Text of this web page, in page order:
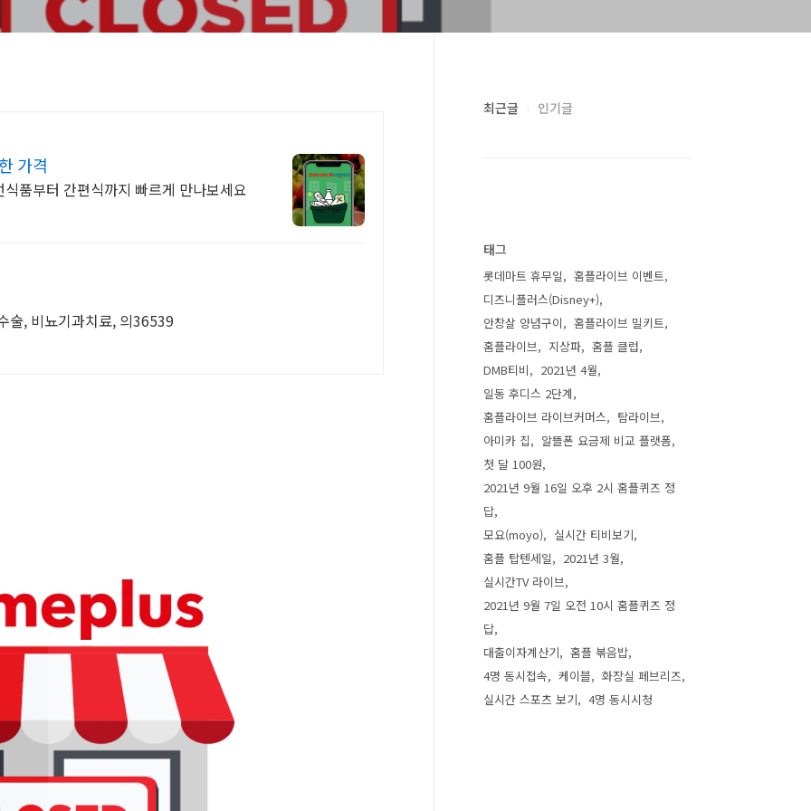
가격
품부터 간편식까지 빠르게 만나보세요
술, 비뇨기과치료, 의36539
최근글 인기글
태그
롯데마트 휴무일
홈플라이브 이벤트
디즈니플러스(Disney+)
안창살 양념구이
홈플라이브 밀키트
홈플라이브
지상파
홈플 클럽
DMB티비
2021년 4월
일동 후디스 2단계
홈플라이브 라이브커머스
탐라이브
아미카 칩
알뜰폰 요금제 비교 플랫폼
첫 달 100원
2021년 9월 16일 오후 2시 홈플퀴즈 정
답
모요(moyo)
실시간 티비보기
홈플 탑텐세일
2021년 3월
실시간TV 라이브
2021년 9월 7일 오전 10시 홈플퀴즈 정
답
대출이자계산기
홈플 볶음밥
4명 동시접속
케이블
화장실 페브리즈
실시간 스포츠 보기
4명 동시시청